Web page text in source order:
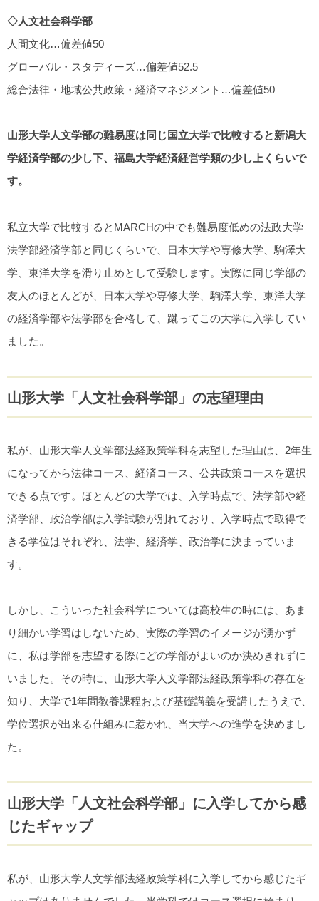
◇人文社会科学部
人間文化…偏差値50
グローバル・スタディーズ…偏差値52.5
総合法律・地域公共政策・経済マネジメント…偏差値50
山形大学人文学部の難易度は同じ国立大学で比較すると新潟大
学経済学部の少し下、福島大学経済経営学類の少し上くらいで
す。
私立大学で比較するとMARCHの中でも難易度低めの法政大学
法学部経済学部と同じくらいで、日本大学や専修大学、駒澤大
学、東洋大学を滑り止めとして受験します。実際に同じ学部の
友人のほとんどが、日本大学や専修大学、駒澤大学、東洋大学
の経済学部や法学部を合格して、蹴ってこの大学に入学してい
ました。
山形大学「人文社会科学部」の志望理由
私が、山形大学人文学部法経政策学科を志望した理由は、2年生
になってから法律コース、経済コース、公共政策コースを選択
できる点です。ほとんどの大学では、入学時点で、法学部や経
済学部、政治学部は入学試験が別れており、入学時点で取得で
きる学位はそれぞれ、法学、経済学、政治学に決まっていま
す。
しかし、こういった社会科学については高校生の時には、あま
り細かい学習はしないため、実際の学習のイメージが湧かず
に、私は学部を志望する際にどの学部がよいのか決めきれずに
いました。その時に、山形大学人文学部法経政策学科の存在を
知り、大学で1年間教養課程および基礎講義を受講したうえで、
学位選択が出来る仕組みに惹かれ、当大学への進学を決めまし
た。
山形大学「人文社会科学部」に入学してから感
じたギャップ
私が、山形大学人文学部法経政策学科に入学してから感じたギ